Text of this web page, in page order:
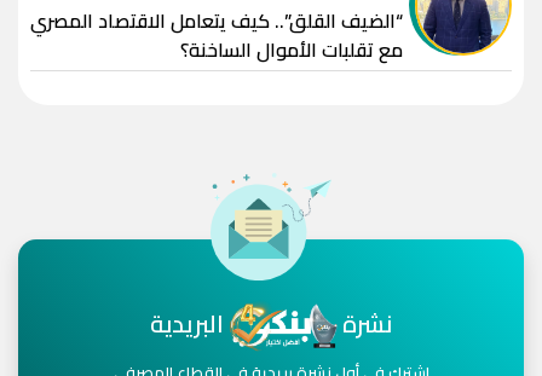
“الضيف القلق”.. كيف يتعامل الاقتصاد المصري
مع تقلبات الأموال الساخنة؟
نشرة البريدية